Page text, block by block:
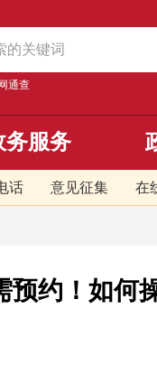
通查
务服务
话 意见征集 在
预约！如何